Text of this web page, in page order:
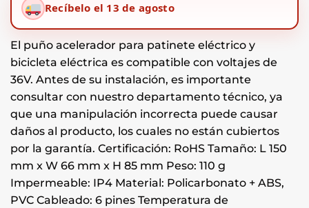
Recíbelo el 13 de agosto
El puño acelerador para patinete eléctrico y
bicicleta eléctrica es compatible con voltajes de
36V. Antes de su instalación, es importante
consultar con nuestro departamento técnico, ya
que una manipulación incorrecta puede causar
daños al producto, los cuales no están cubiertos
por la garantía. Certificación: RoHS Tamaño: L 150
mm x W 66 mm x H 85 mm Peso: 110 g
Impermeable: IP4 Material: Policarbonato + ABS,
PVC Cableado: 6 pines Temperatura de